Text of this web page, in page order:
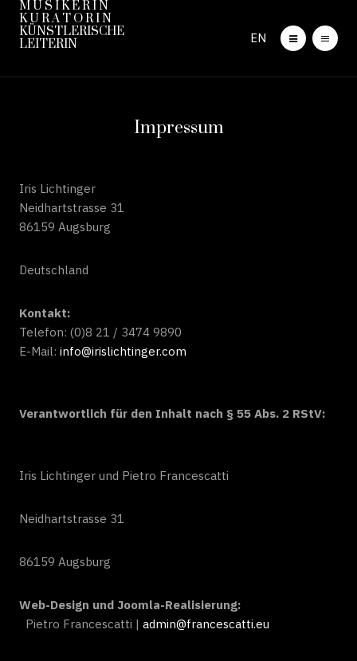
M U S I K E R I N
K U R A T O R I N
KÜNSTLERISCHE
LEITERIN
EN
Impressum
Iris Lichtinger
Neidhartstrasse 31
86159 Augsburg
Deutschland
Kontakt:
Telefon: (0)8 21 / 3474 9890
E-Mail: info@irislichtinger.com
Verantwortlich für den Inhalt nach § 55 Abs. 2 RStV:
Iris Lichtinger und Pietro Francescatti
Neidhartstrasse 31
86159 Augsburg
Web-Design und Joomla-Realisierung:
Pietro Francescatti | admin@francescatti.eu